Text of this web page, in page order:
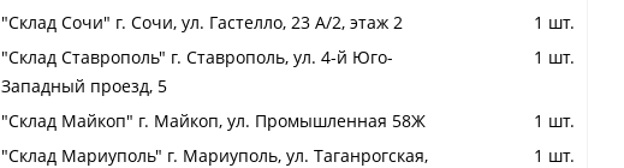
"Cклад Сочи" г. Сочи, ул. Гастелло, 23 А/2, этаж 2
1 шт.
"Cклад Ставрополь" г. Ставрополь, ул. 4-й Юго-
Западный проезд, 5
1 шт.
"Cклад Майкоп" г. Майкоп, ул. Промышленная 58Ж
1 шт.
"Cклад Мариуполь" г. Мариуполь, ул. Таганрогская,
1 шт.